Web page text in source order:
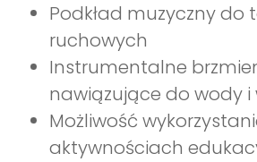
Podkład muzyczny do
ruchowych
Instrumentalne
nawiązujące do wody i
Możliwość
aktywnościach